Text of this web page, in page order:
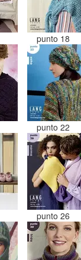
punto 18
punto 22
punto 26